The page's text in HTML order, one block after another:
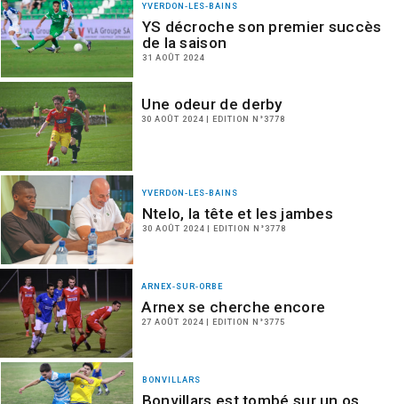
YVERDON-LES-BAINS
YS décroche son premier succès
de la saison
31 AOÛT 2024
Une odeur de derby
30 AOÛT 2024 | EDITION N°3778
YVERDON-LES-BAINS
Ntelo, la tête et les jambes
30 AOÛT 2024 | EDITION N°3778
ARNEX-SUR-ORBE
Arnex se cherche encore
27 AOÛT 2024 | EDITION N°3775
BONVILLARS
Bonvillars est tombé sur un os